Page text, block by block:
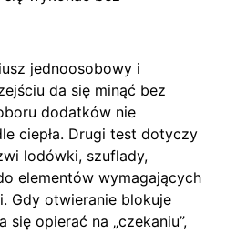
jednoosobowy i
da się minąć bez
dodatków nie
ciepła. Drugi test dotyczy
lodówki, szuflady,
elementów wymagających
Gdy otwieranie blokuje
się opierać na „czekaniu”,